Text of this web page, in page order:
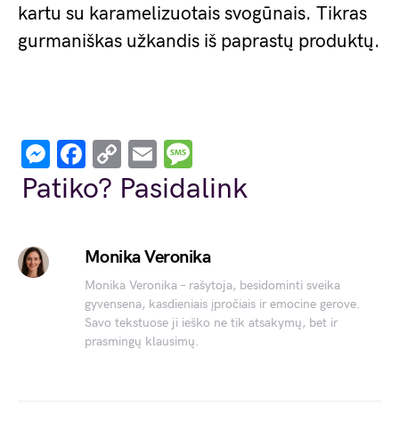
kartu su karamelizuotais svogūnais. Tikras
gurmaniškas užkandis iš paprastų produktų.
Messenger
Facebook
Copy
Link
Email
Patiko? Pasidalink
Monika Veronika
Monika Veronika – rašytoja, besidominti sveika
gyvensena, kasdieniais įpročiais ir emocine gerove.
Savo tekstuose ji ieško ne tik atsakymų, bet ir
prasmingų klausimų.